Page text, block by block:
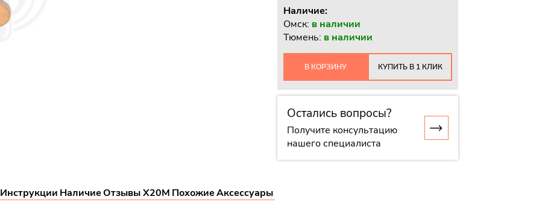
Наличие:
Омск: в наличии
Тюмень: в наличии
В КОРЗИНУ КУПИТЬ В 1 КЛИК
Остались вопросы?
Получите консультацию
нашего специалиста
Инструкции НаличиеОтзывы X20M ПохожиеАксессуары